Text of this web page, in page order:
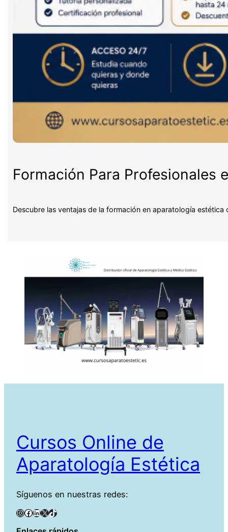
Formación Para Profesionales
Descubre las ventajas de la formación en aparatología estética
Cursos Online de
Aparatología Estética
Síguenos en nuestras redes:
InstagramFacebook LinkedIn X TikTok